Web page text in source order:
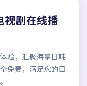
视剧在线播
体验，汇聚海量日韩
免费，满足您的日